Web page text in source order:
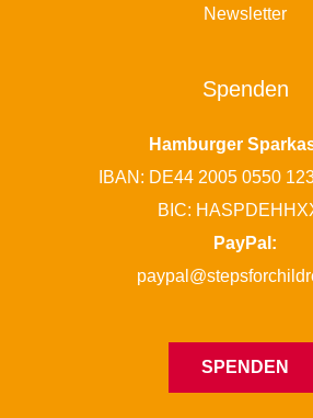
Newsletter
Spenden
Hamburger
IBAN: DE44 2005 0550
BIC:
PayPal:
SPENDEN